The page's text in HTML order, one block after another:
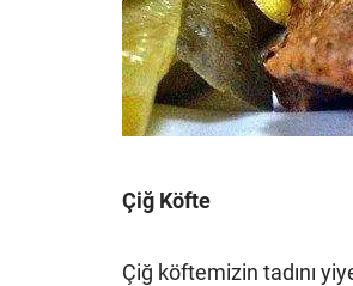
Çiğ Köfte
Çiğ köftemizin tadını